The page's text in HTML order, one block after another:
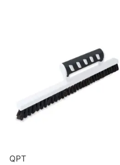
Leverantörens
02
QPT